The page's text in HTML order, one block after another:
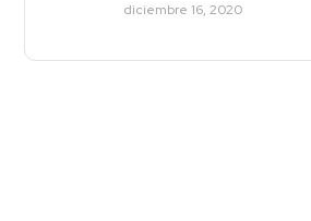
diciembre 16, 2020